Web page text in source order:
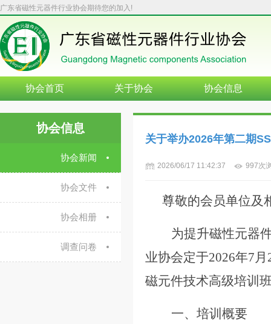
广东省磁性元器件行业协会期待您的加入!
协会首页 关于协会 协会信息
协会信息
协会新闻
协会文件
协会相册
调查问卷
关于举办2026年第二期
2026/06/17 11:42:37 997次
尊敬的会员单位及
为提升磁性元器
业协会定于2026年7
磁元件技术高级培训
一、培训概要